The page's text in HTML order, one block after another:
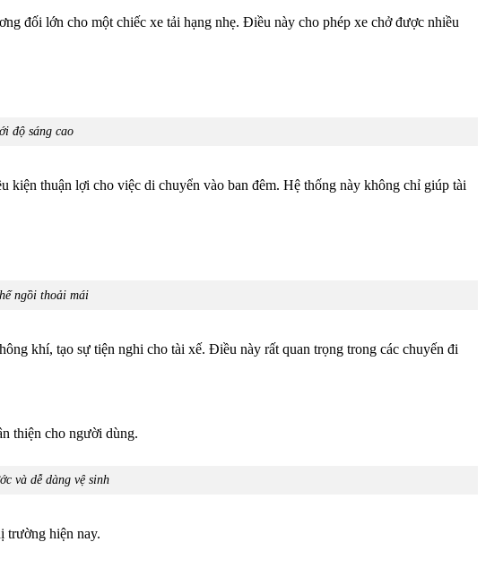
đối lớn cho một chiếc xe tải hạng nhẹ. Điều này cho phép xe chở được nhiều
độ sáng cao
kiện thuận lợi cho việc di chuyển vào ban đêm. Hệ thống này không chỉ giúp tài
ngồi thoải mái
khí, tạo sự tiện nghi cho tài xế. Điều này rất quan trọng trong các chuyến đi
thiện cho người dùng.
và dễ dàng vệ sinh
trường hiện nay.